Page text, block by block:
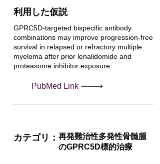
利用した仮説
GPRC5D-targeted bispecific antibody
combinations may improve progression-free
survival in relapsed or refractory multiple
myeloma after prior lenalidomide and
proteasome inhibitor exposure.
PubMed Link
カテゴリ： 再発難治性多発性骨髄腫
のGPRC5D標的治療